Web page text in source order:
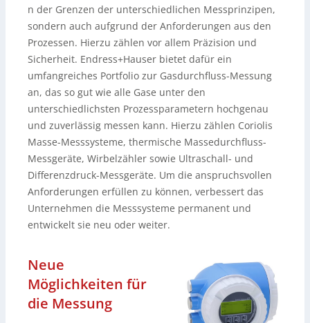
n der Grenzen der unterschiedlichen Messprinzipen,
sondern auch aufgrund der Anforderungen aus den
Prozessen. Hierzu zählen vor allem Präzision und
Sicherheit. Endress+Hauser bietet dafür ein
umfangreiches Portfolio zur Gasdurchfluss-Messung
an, das so gut wie alle Gase unter den
unterschiedlichsten Prozessparametern hochgenau
und zuverlässig messen kann. Hierzu zählen Coriolis
Masse-Messsysteme, thermische Massedurchfluss-
Messgeräte, Wirbelzähler sowie Ultraschall- und
Differenzdruck-Messgeräte. Um die anspruchsvollen
Anforderungen erfüllen zu können, verbessert das
Unternehmen die Messsysteme permanent und
entwickelt sie neu oder weiter.
Neue
Möglichkeiten für
die Messung